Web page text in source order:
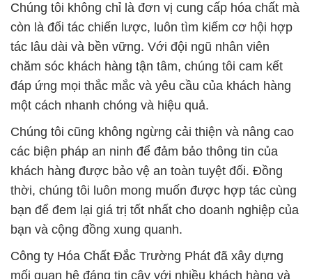
Chúng tôi không chỉ là đơn vị cung cấp hóa chất mà
còn là đối tác chiến lược, luôn tìm kiếm cơ hội hợp
tác lâu dài và bền vững. Với đội ngũ nhân viên
chăm sóc khách hàng tận tâm, chúng tôi cam kết
đáp ứng mọi thắc mắc và yêu cầu của khách hàng
một cách nhanh chóng và hiệu quả.
Chúng tôi cũng không ngừng cải thiện và nâng cao
các biện pháp an ninh để đảm bảo thông tin của
khách hàng được bảo vệ an toàn tuyệt đối. Đồng
thời, chúng tôi luôn mong muốn được hợp tác cùng
bạn để đem lại giá trị tốt nhất cho doanh nghiệp của
bạn và cộng đồng xung quanh.
Công ty Hóa Chất Đắc Trường Phát đã xây dựng
mối quan hệ đáng tin cậy với nhiều khách hàng và